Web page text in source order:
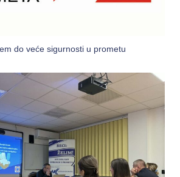
do veće sigurnosti u prometu